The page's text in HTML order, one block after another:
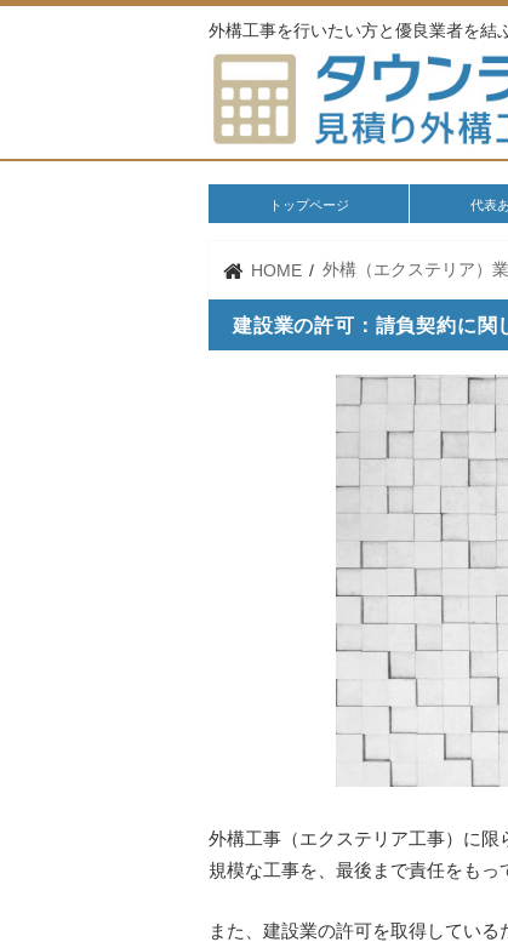
外構工事を行いたい方と優良業者を結
トップページ 代表
HOME 外構（エクステリア）
建設業の許可：請負契約に関
外構工事（エクステリア工事）に
規模な工事を、最後まで責任をもっ
また、建設業の許可を取得してい